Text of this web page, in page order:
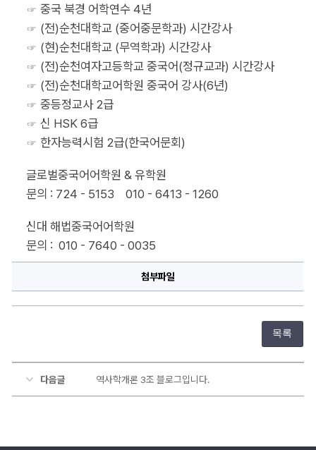
☞ 중국 북경 어학연수 4년
☞ (전)순천대학교 (중어중문학과) 시간강사
☞ (현)순천대학교 (무역학과) 시간강사
☞ (전)순천여자고등학교 중국어(정규교과) 시간강사
☞ (전)순천대학교어학원 중국어 강사(6년)
☞ 중등정교사 2급
☞ 신 HSK 6급
☞ 한자능력시험 2급(한국어문회)
글로벌중국어어학원 & 유학원
문의 : 724 - 5153    010 - 6413 - 1260
신대 해법중국어어학원
문의 :  010 - 7640 - 0035
첨부파일
목록
다음글 역사학개론 3조 블로그입니다.